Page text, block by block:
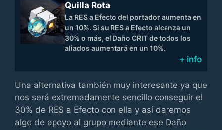
Quilla Rota
La RES a Efecto del portador aumenta en
un 10%. Si su RES a Efecto alcanza un
30% o más, el Daño CRIT de todos los
aliados aumentará en un 10%.
+ info
Una alternativa también muy interesante ya que
nos será extremadamente sencillo conseguir el
30% de RES a Efecto con ella y así daremos
algo de apoyo al grupo mediante ese Daño